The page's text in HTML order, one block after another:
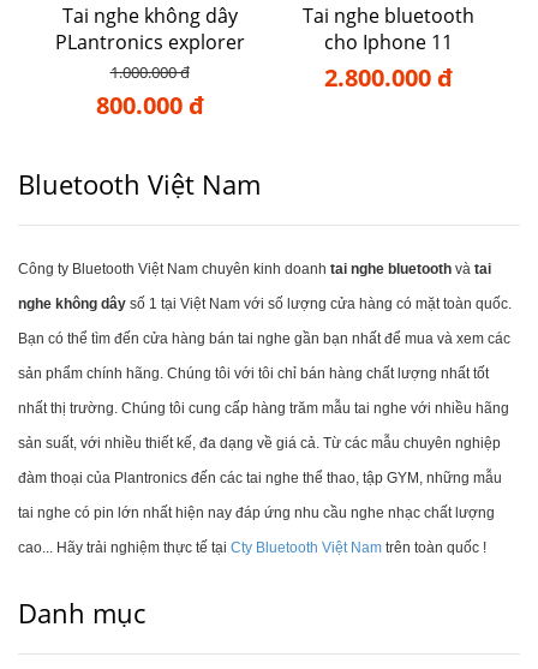
Tai nghe không dây
PLantronics explorer
50
1.000.000 đ
800.000 đ
Tai nghe bluetooth
cho Iphone 11
2.800.000 đ
Bluetooth Việt Nam
Công ty Bluetooth Việt Nam chuyên kinh doanh tai nghe bluetooth và tai
nghe không dây số 1 tại Việt Nam với số lượng cửa hàng có mặt toàn quốc.
Bạn có thể tìm đến cửa hàng bán tai nghe gần bạn nhất để mua và xem các
sản phẩm chính hãng. Chúng tôi với tôi chỉ bán hàng chất lượng nhất tốt
nhất thị trường. Chúng tôi cung cấp hàng trăm mẫu tai nghe với nhiều hãng
sản suất, với nhiều thiết kế, đa dạng về giá cả. Từ các mẫu chuyên nghiệp
đàm thoại của Plantronics đến các tai nghe thể thao, tập GYM, những mẫu
tai nghe có pin lớn nhất hiện nay đáp ứng nhu cầu nghe nhạc chất lượng
cao... Hãy trải nghiệm thực tế tại Cty Bluetooth Việt Nam trên toàn quốc !
Danh mục